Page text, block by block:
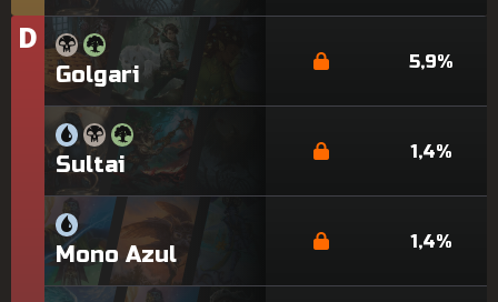
Nivel
D
Golgari 5,9%
Sultai 1,4%
Mono Azul 1,4%